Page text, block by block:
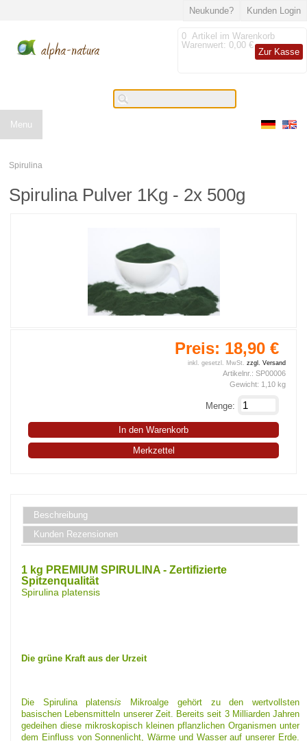
Kunden Login
Neukunde?
0 Artikel im Warenkorb
Warenwert: 0,00 €
Zur Kasse
Menu
Spirulina
Spirulina Pulver 1Kg - 2x 500g
Preis: 18,90 €
inkl. gesetzl. MwSt. zzgl. Versand
Artikelnr.: SP00006
Gewicht: 1,10 kg
Menge:
In den Warenkorb
Merkzettel
Beschreibung
Kunden Rezensionen
1 kg PREMIUM SPIRULINA - Zertifizierte
Spitzenqualität
Spirulina platensis
Die grüne Kraft aus der Urzeit
Die Spirulina platensis Mikroalge gehört zu den wertvollsten
basischen Lebensmitteln unserer Zeit. Bereits seit 3 Milliarden Jahren
gedeihen diese mikroskopisch kleinen pflanzlichen Organismen unter
dem Einfluss von Sonnenlicht, Wärme und Wasser auf unserer Erde.